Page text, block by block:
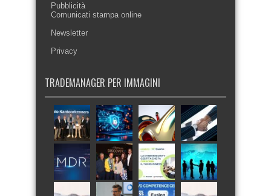
Pubblicità
Comunicati stampa online
Newsletter
Privacy
TRADEMANAGER PER IMMAGINI